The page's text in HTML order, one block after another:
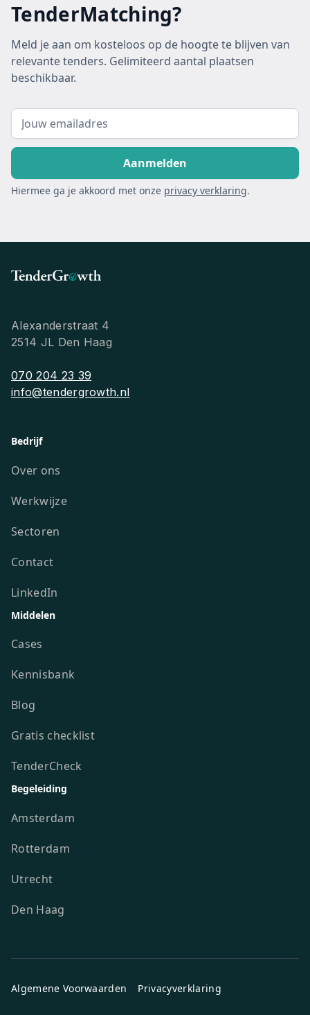
TenderMatching?
Meld je aan om kosteloos op de hoogte te blijven van
relevante tenders. Gelimiteerd aantal plaatsen
beschikbaar.
Hiermee ga je akkoord met onze privacy verklaring.
Alexanderstraat 4
2514 JL Den Haag
070 204 23 39
info@tendergrowth.nl
Bedrijf
Over ons
Werkwijze
Sectoren
Contact
LinkedIn
Middelen
Cases
Kennisbank
Blog
Gratis checklist
TenderCheck
Begeleiding
Amsterdam
Rotterdam
Utrecht
Den Haag
Algemene Voorwaarden Privacyverklaring